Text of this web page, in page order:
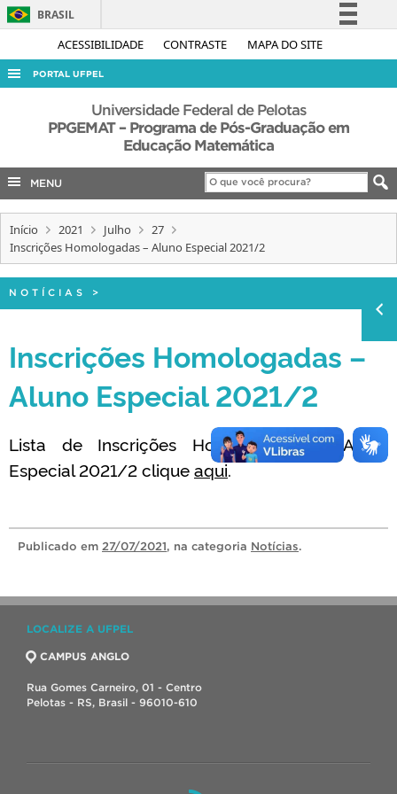
ACESSIBILIDADE CONTRASTE MAPA DO SITE
BRASIL
Simplifique!
Acesso à informação
Legislação
Canais
PORTAL UFPEL
ACESSO À INFORMAÇÃO
AUDITORIA
EDITAIS
INTERNACIONAL
Universidade Federal de Pelotas
PPGEMAT – Programa de Pós-Graduação em
Educação Matemática
MENU
Início 2021 Julho
27
Inscrições Homologadas – Aluno Especial 2021/2
NOTÍCIAS >
Inscrições Homologadas –
Aluno Especial 2021/2
Lista de Inscrições Homologadas – Aluno
Especial 2021/2 cliqueaqui.
Publicado em 27/07/2021, na categoria Notícias.
LOCALIZE A UFPEL
CAMPUS ANGLO
Rua Gomes Carneiro, 01 - Centro
Pelotas - RS, Brasil - 96010-610